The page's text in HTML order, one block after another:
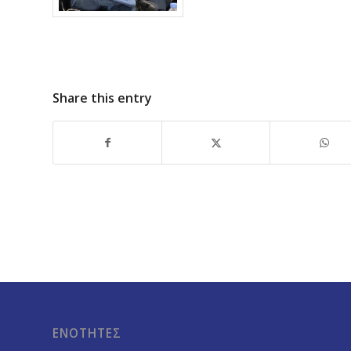
Share this entry
ΕΝΟΤΗΤΕΣ